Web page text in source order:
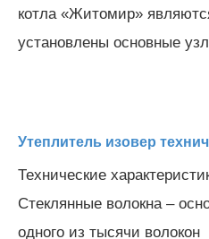
котла «Житомир»
установлены основные
Утеплитель изовер
Технические
Стеклянные волокна –
одного из тысячи волокон